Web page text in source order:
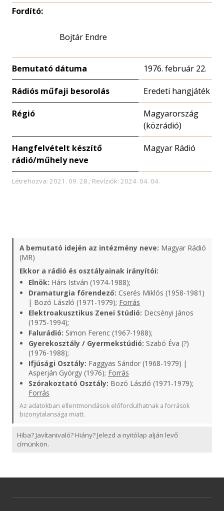
Fordító:
Bojtár Endre
Bemutató dátuma 1976. február 22.
Rádiós műfaji besorolás Eredeti hangjáték
Régió
Magyarország
(közrádió)
Hangfelvételt készítő
rádió/műhely neve
Magyar Rádió
Létrehozva: 2021. 09. 28.; Revíziók: 2024. 04. 04.
A bemutató idején az intézmény neve: Magyar Rádió
(MR)
Ekkor a rádió és osztályainak irányítói:
Elnök: Hárs István (1974-1988);
Dramaturgia főrendező: Cserés Miklós (1958-1981)
| Bozó László (1971-1979); Forrás
Elektroakusztikus Zenei Stúdió: Decsényi János
(1975-1994);
Falurádió: Simon Ferenc (1967-1988);
Gyerekosztály / Gyermekstúdió: Szabó Éva (?)
(1976-1988);
Ifjúsági Osztály: Faggyas Sándor (1968-1979) |
Asperján György (1976); Forrás
Szórakoztató Osztály: Bozó László (1971-1979);
Forrás
Az adatokban ellentmondások előfordulhatnak a források
bizonytalansága miatt.
Hiba? Javítanivaló? Hiány? Jelezd a nyitólap alján levő
címünkön.